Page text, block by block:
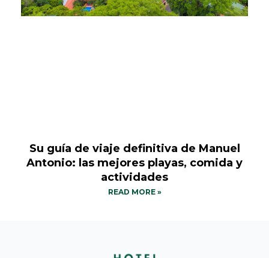
Su guía de viaje definitiva de Manuel
Antonio: las mejores playas, comida y
actividades
READ MORE »